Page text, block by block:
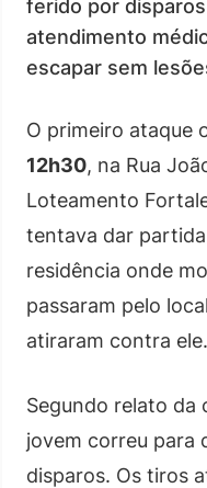
ferido por
atendimento
escapar sem
O primeiro ataque
12h30, na Rua
Loteamento
tentava dar
residência onde
passaram pelo
atiraram contra ele.
Segundo relato da
jovem correu para
disparos. Os tiros